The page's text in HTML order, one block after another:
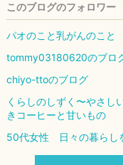
このブログのフォロワー
パオのこと乳がんのこと
tommy03180620のブロ
chiyo-ttoのブログ
くらしのしずく〜やさし
きコーヒーと甘いもの
50代女性 日々の暮らし